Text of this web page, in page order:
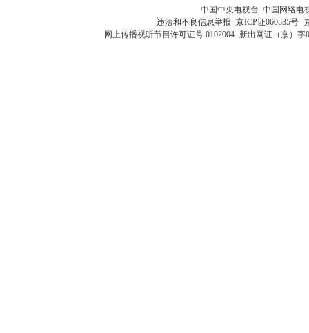
中国中央电视台 中国网络电
违法和不良信息举报 京ICP证060535号
网上传播视听节目许可证号 0102004 新出网证（京）